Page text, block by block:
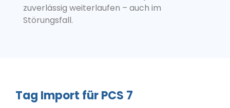
zuverlässig weiterlaufen – auch im
Störungsfall.
Tag Import für PCS 7